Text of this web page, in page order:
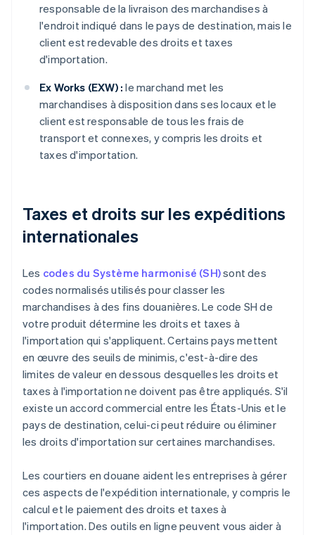
responsable de la livraison des marchandises à
l'endroit indiqué dans le pays de destination, mais le
client est redevable des droits et taxes
d'importation.
Ex Works (EXW) : le marchand met les
marchandises à disposition dans ses locaux et le
client est responsable de tous les frais de
transport et connexes, y compris les droits et
taxes d'importation.
Taxes et droits sur les expéditions
internationales
Les codes du Système harmonisé (SH)sont des
codes normalisés utilisés pour classer les
marchandises à des fins douanières. Le code SH de
votre produit détermine les droits et taxes à
l'importation qui s'appliquent. Certains pays mettent
en œuvre des seuils de minimis, c'est-à-dire des
limites de valeur en dessous desquelles les droits et
taxes à l'importation ne doivent pas être appliqués. S'il
existe un accord commercial entre les États-Unis et le
pays de destination, celui-ci peut réduire ou éliminer
les droits d'importation sur certaines marchandises.
Les courtiers en douane aident les entreprises à gérer
ces aspects de l'expédition internationale, y compris le
calcul et le paiement des droits et taxes à
l'importation. Des outils en ligne peuvent vous aider à